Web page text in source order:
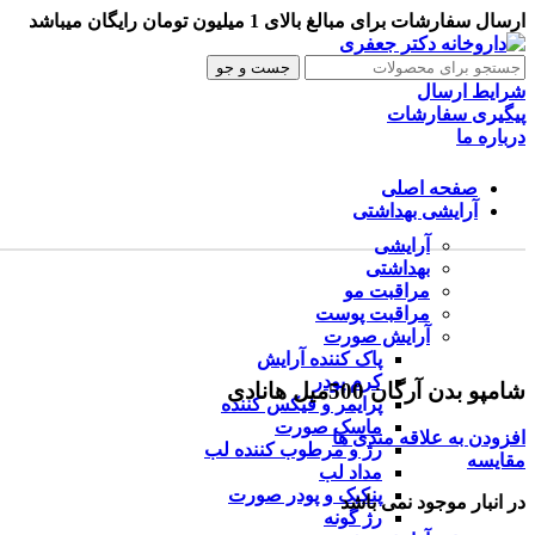
ارسال سفارشات برای مبالغ بالای 1 میلیون تومان رایگان میباشد
جست و جو
شرایط ارسال
پیگیری سفارشات
درباره ما
صفحه اصلی
آرایشی بهداشتی
آرایشی
بهداشتی
مراقبت مو
مراقبت پوست
آرایش صورت
پاک کننده آرایش
کرم پودر
پرایمر و فیکس کننده
ماسک صورت
رژ و مرطوب کننده لب
مداد لب
پنکیک و پودر صورت
رژ گونه
برای بزرگنمایی کلیک کنید
شامپو بدن آرگان 500میل هانادی
افزودن به علاقه مندی ها
مقایسه
در انبار موجود نمی باشد